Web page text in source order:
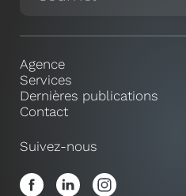
Agence
Services
Dernières publications
Contact
Suivez-nous